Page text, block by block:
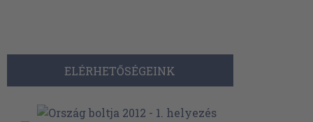
ELÉRHETŐSÉGEINK